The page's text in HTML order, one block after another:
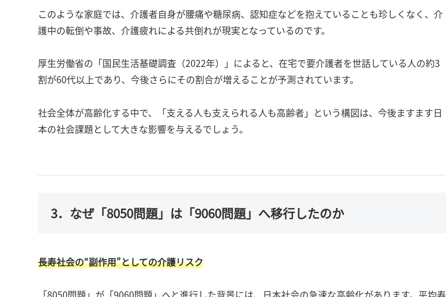
このような家庭では、介護者自身が腰痛や糖尿病、認知症などを抱えていることも珍しくなく、介
護中の転倒や事故、介護疲れによる共倒れが現実となっているのです。
厚生労働省の「国民生活基礎調査（2022年）」によると、在宅で要介護者を世話している人の約3
割が60代以上であり、今後さらにその割合が増えることが予測されています。
社会全体が高齢化する中で、「支える人も支えられる人も高齢者」という構図は、今後ますます日
本の社会課題として大きな影響を与えるでしょう。
3．なぜ「8050問題」は「9060問題」へ移行したのか
長寿社会の“副作用”としての介護リスク